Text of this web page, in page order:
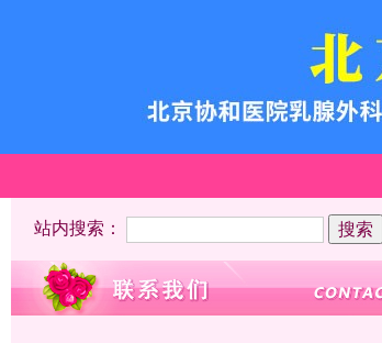
站内搜索：